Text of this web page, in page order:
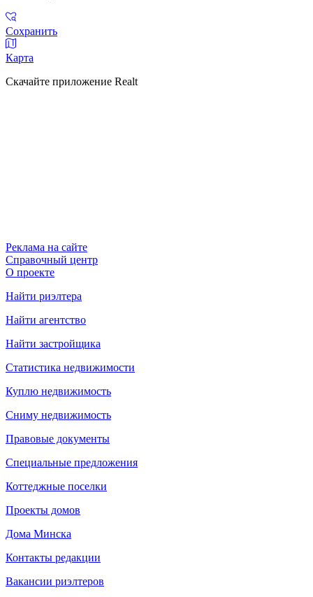
Сохранить
Карта
Скачайте приложение Realt
Реклама на сайте
Справочный центр
О проекте
Найти риэлтера
Найти агентство
Найти застройщика
Статистика недвижимости
Куплю недвижимость
Сниму недвижимость
Правовые документы
Специальные предложения
Коттеджные поселки
Проекты домов
Дома Минска
Контакты редакции
Вакансии риэлтеров